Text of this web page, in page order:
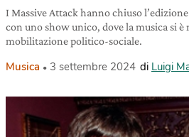
I Massive Attack hanno chiuso
con uno show unico, dove la musica si è
mobilitazione politico-sociale.
Musica 3 settembre 2024 di Luigi